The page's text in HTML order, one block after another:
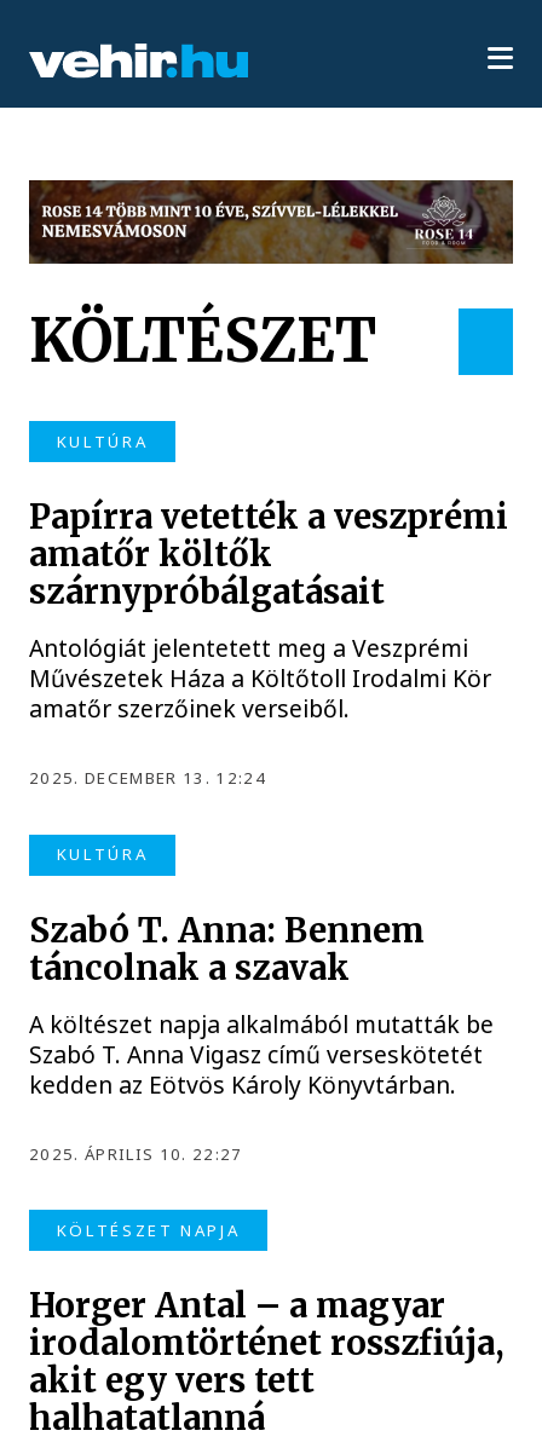
KÖLTÉSZET
KULTÚRA
Papírra vetették a veszprémi
amatőr költők
szárnypróbálgatásait
Antológiát jelentetett meg a Veszprémi
Művészetek Háza a Költőtoll Irodalmi Kör
amatőr szerzőinek verseiből.
2025. DECEMBER 13. 12:24
KULTÚRA
Szabó T. Anna: Bennem
táncolnak a szavak
A költészet napja alkalmából mutatták be
Szabó T. Anna Vigasz című verseskötetét
kedden az Eötvös Károly Könyvtárban.
2025. ÁPRILIS 10. 22:27
KÖLTÉSZET NAPJA
Horger Antal – a magyar
irodalomtörténet rosszfiúja,
akit egy vers tett
halhatatlanná